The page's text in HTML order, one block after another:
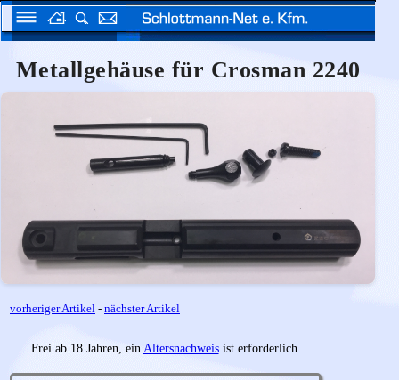
Metallgehäuse für Crosman 2240
vorheriger Artikel - nächster Artikel
Frei ab 18 Jahren, ein Altersnachweisist erforderlich.